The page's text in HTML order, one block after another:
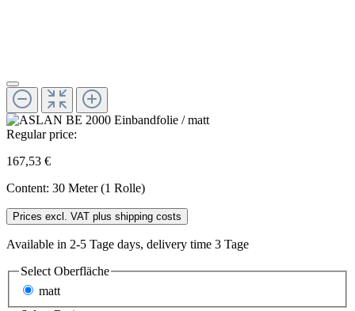
Regular price:
167,53 €
Content: 30 Meter (1 Rolle)
Prices excl. VAT plus shipping costs
Available in 2-5 Tage days, delivery time 3 Tage
Select Oberfläche
matt